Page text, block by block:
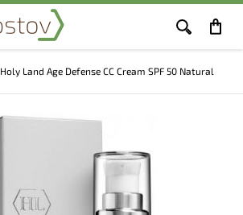
Holy Land Age Defense CC Cream SPF 50 Natural